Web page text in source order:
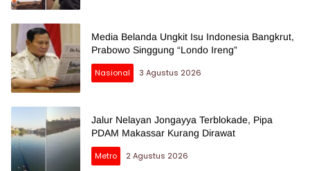
Media Belanda Ungkit Isu Indonesia Bangkrut,
Prabowo Singgung “Londo Ireng”
Nasional 3 Agustus 2026
Jalur Nelayan Jongayya Terblokade, Pipa
PDAM Makassar Kurang Dirawat
Metro 2 Agustus 2026